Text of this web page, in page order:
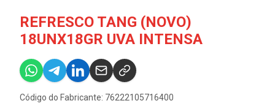
REFRESCO TANG (NOVO)
18UNX18GR UVA INTENSA
Código do Fabricante: 76222105716400